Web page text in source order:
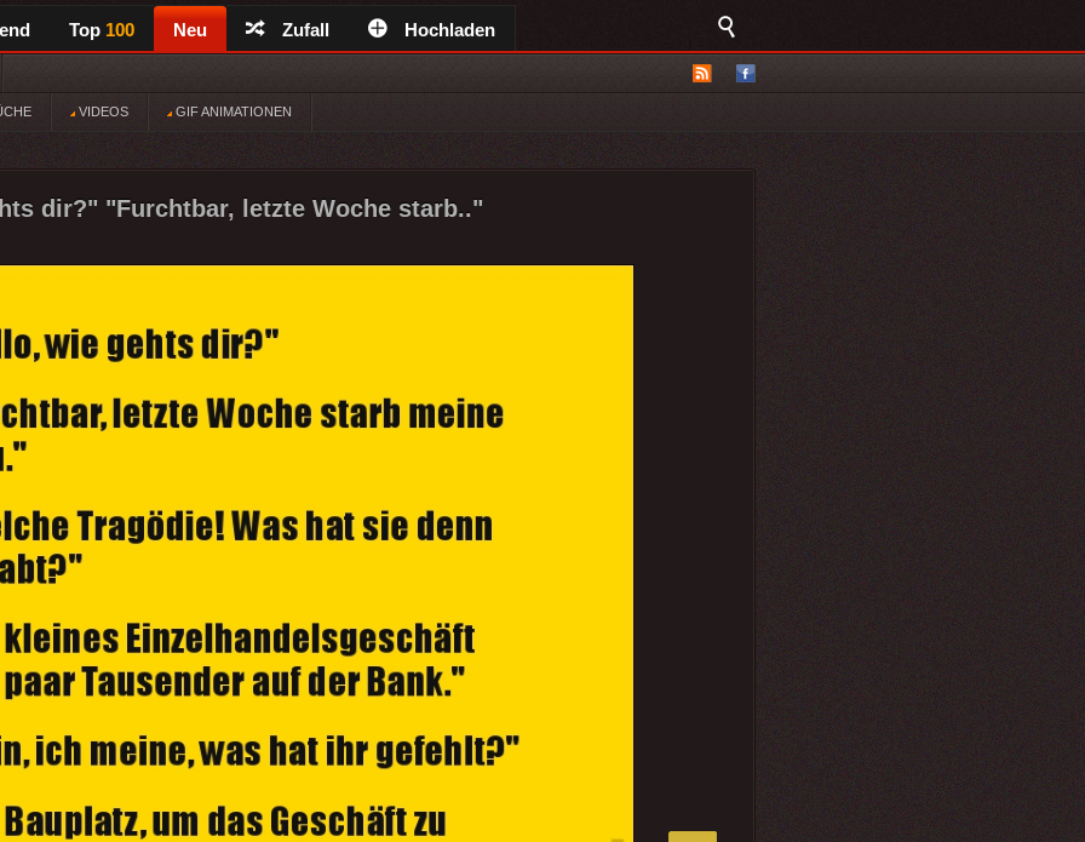
Top 100 Neu Zufall Hochladen
VIDEOS GIF ANIMATIONEN
dir?" "Furchtbar, letzte Woche starb.."